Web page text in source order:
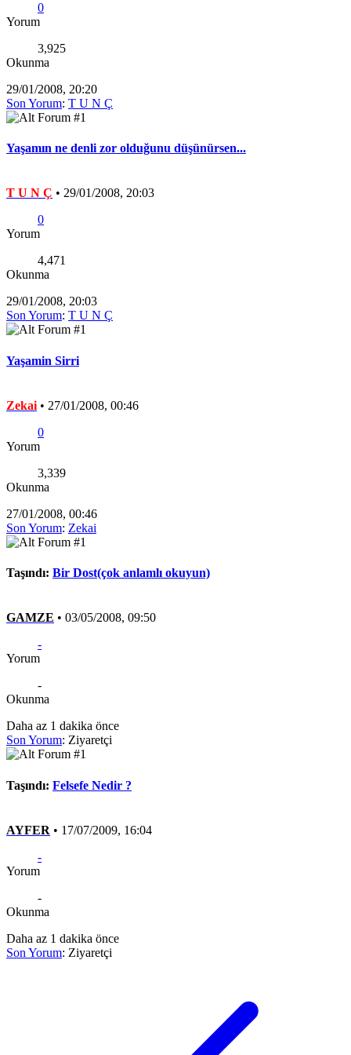
0
Yorum
3,925
Okunma
29/01/2008, 20:20
Son Yorum: T U N Ç
Yaşamın ne denli zor olduğunu düşünürsen...
T U N Ç • 29/01/2008, 20:03
0
Yorum
4,471
Okunma
29/01/2008, 20:03
Son Yorum: T U N Ç
Yaşamin Sirri
Zekai • 27/01/2008, 00:46
0
Yorum
3,339
Okunma
27/01/2008, 00:46
Son Yorum: Zekai
Taşındı: Bir Dost(çok anlamlı okuyun)
GAMZE • 03/05/2008, 09:50
-
Yorum
-
Okunma
Daha az 1 dakika önce
Son Yorum: Ziyaretçi
Taşındı: Felsefe Nedir ?
AYFER • 17/07/2009, 16:04
-
Yorum
-
Okunma
Daha az 1 dakika önce
Son Yorum: Ziyaretçi